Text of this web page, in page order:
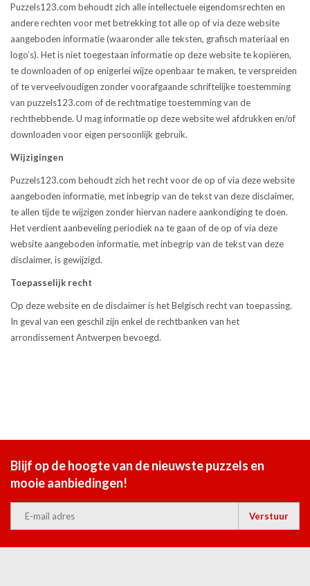
Puzzels123.com behoudt zich alle intellectuele eigendomsrechten en
andere rechten voor met betrekking tot alle op of via deze website
aangeboden informatie (waaronder alle teksten, grafisch materiaal en
logo’s). Het is niet toegestaan informatie op deze website te kopiëren,
te downloaden of op enigerlei wijze openbaar te maken, te verspreiden
of te verveelvoudigen zonder voorafgaande schriftelijke toestemming
van puzzels123.com of de rechtmatige toestemming van de
rechthebbende. U mag informatie op deze website wel afdrukken en/of
downloaden voor eigen persoonlijk gebruik.
Wijzigingen
Puzzels123.com behoudt zich het recht voor de op of via deze website
aangeboden informatie, met inbegrip van de tekst van deze disclaimer,
te allen tijde te wijzigen zonder hiervan nadere aankondiging te doen.
Het verdient aanbeveling periodiek na te gaan of de op of via deze
website aangeboden informatie, met inbegrip van de tekst van deze
disclaimer, is gewijzigd.
Toepasselijk recht
Op deze website en de disclaimer is het Belgisch recht van toepassing.
In geval van een geschil zijn enkel de rechtbanken van het
arrondissement Antwerpen bevoegd.
Blijf op de hoogte van de nieuwste puzzels en
mooie aanbiedingen!
Verstuur